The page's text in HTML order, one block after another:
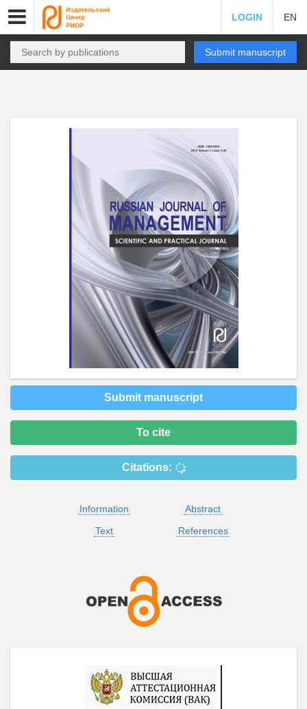
LOGIN EN
Submit manuscript
Submit manuscript
To cite
Citations:
Information
Abstract
Text
References